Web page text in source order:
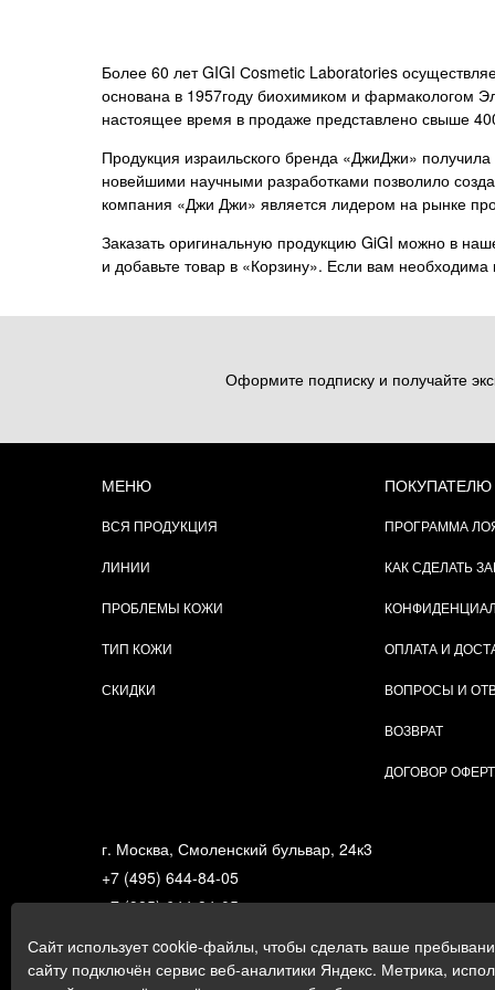
Более 60 лет GIGI Сosmetic Laboratories
основана в 1957году биохимиком и фармакологом
настоящее время в продаже представлено свыше
Продукция израильского бренда «ДжиДжи»
новейшими научными разработками позволило
компания «Джи Джи» является лидером на рынке
Заказать оригинальную продукцию GiGI можно в
и добавьте товар в «Корзину». Если вам
Оформите подписку и получайте
МЕНЮ
ВСЯ ПРОДУКЦИЯ
ЛИНИИ
ПРОБЛЕМЫ КОЖИ
ТИП КОЖИ
СКИДКИ
ПОКУПАТЕЛЮ
ПРОГРАММА
КАК СДЕЛАТЬ
ОПЛАТА И
ВОПРОСЫ И
ВОЗВРАТ
ДОГОВОР
г. Москва, Смоленский бульвар, 24к3
+7 (495) 644-84-05
+7 (985) 644-84-05
zakaz@gigi.ru
Политика в отношении обработки персональных
Сайт использует cookie-файлы, чтобы сделать ваше
сайту подключён сервис веб-аналитики Яндекс. Метрика,